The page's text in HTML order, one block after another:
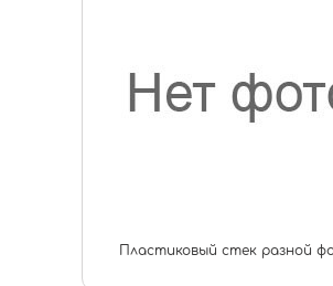
Пластиковый стек разной